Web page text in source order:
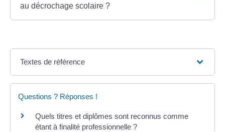
au décrochage scolaire ?
Textes de référence
Questions ? Réponses !
Quels titres et diplômes sont reconnus comme
étant à finalité professionnelle ?